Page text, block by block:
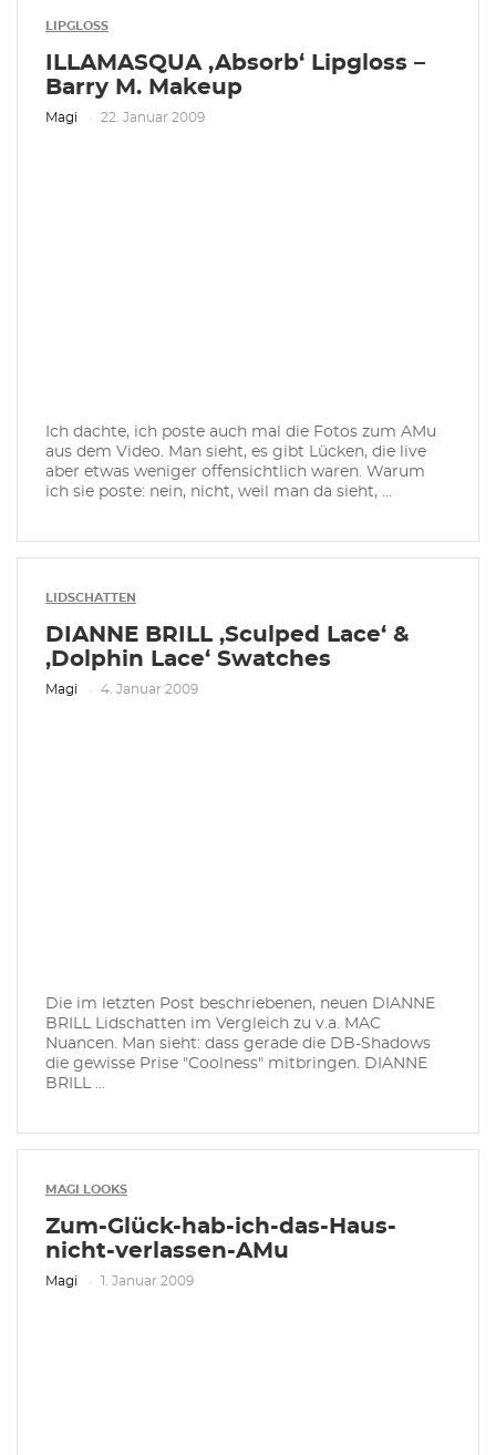
LIPGLOSS
ILLAMASQUA ‚Absorb‘ Lipgloss –
Barry M. Makeup
Magi 22. Januar 2009
Ich dachte, ich poste auch mal die Fotos zum AMu
aus dem Video. Man sieht, es gibt Lücken, die live
aber etwas weniger offensichtlich waren. Warum
ich sie poste: nein, nicht, weil man da sieht, ...
LIDSCHATTEN
DIANNE BRILL ‚Sculped Lace‘ &
‚Dolphin Lace‘ Swatches
Magi 4. Januar 2009
Die im letzten Post beschriebenen, neuen DIANNE
BRILL Lidschatten im Vergleich zu v.a. MAC
Nuancen. Man sieht: dass gerade die DB-Shadows
die gewisse Prise "Coolness" mitbringen. DIANNE
BRILL ...
MAGI LOOKS
Zum-Glück-hab-ich-das-Haus-
nicht-verlassen-AMu
Magi 1. Januar 2009